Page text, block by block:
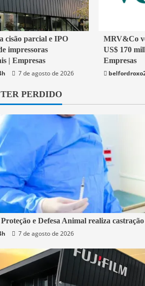
cisão parcial e IPO
impressoras
| Empresas
7 de agosto de 2026
2 min read
Economia
MRV&Co
US$ 170
Empresas
PERDIDO
e Defesa Animal realiza
7 de agosto de 2026